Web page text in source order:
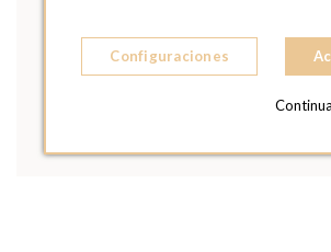
Configuraciones